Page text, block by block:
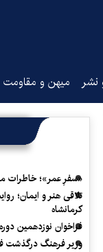
نشر میهن و مقاومت
«سفرِ عمر»؛ خاطرات
تلاقی هنر و ایمان؛
کرمانشاه
فراخوان نوزدهمین
وزیر فرهنگ درگذشت